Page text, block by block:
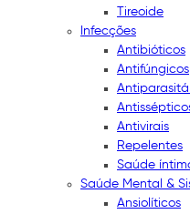
Tireoide
Infecções
Antibióticos
Antifúngicos
Antivirais
Repelentes
Saúde
Saúde Mental &
Ansiolíticos